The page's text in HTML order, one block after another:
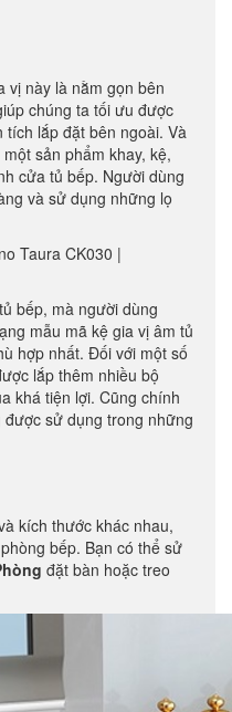
vị này là nằm gọn bên
chúng ta tối ưu được
lắp đặt bên ngoài. Và
sản phẩm khay, kệ,
cửa tủ bếp. Người dùng
và sử dụng những lọ
bếp, mà người dùng
mẫu mã kệ gia vị âm tủ
hợp nhất. Đối với một số
lắp thêm nhiều bộ
khá tiện lợi. Cũng chính
sử dụng trong những
kích thước khác nhau,
bếp. Bạn có thể sử
đặt bàn hoặc treo